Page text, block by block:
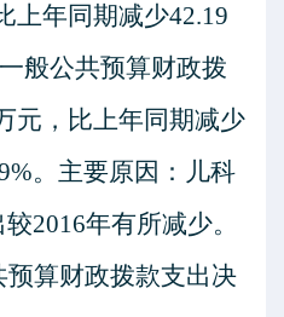
上年同期减少42.19
般公共预算财政拨
元，比上年同期减少
%。主要原因： 儿科
较2016年有所减少。
预算财政拨款支出决